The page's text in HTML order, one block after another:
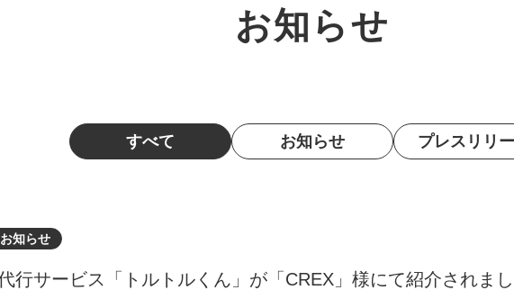
ク
定
採
お役立ち資料 エ
年収エージェント
会社概要・役員紹介
お知らせ
すべて お知らせ プレスリリ
お知らせ
行サービス「トルトルくん」が「CREX」様にて紹介されま